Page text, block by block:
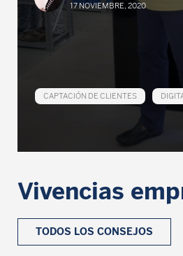
17 NOVIEMBRE, 2020
CAPTACIÓN DE CLIENTES
Vivencias
TODOS LOS CONSEJOS